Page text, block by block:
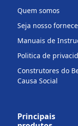
Quem somos
Seja nosso
Manuais de
Politica de
Construtores do
Causa Social
Principais